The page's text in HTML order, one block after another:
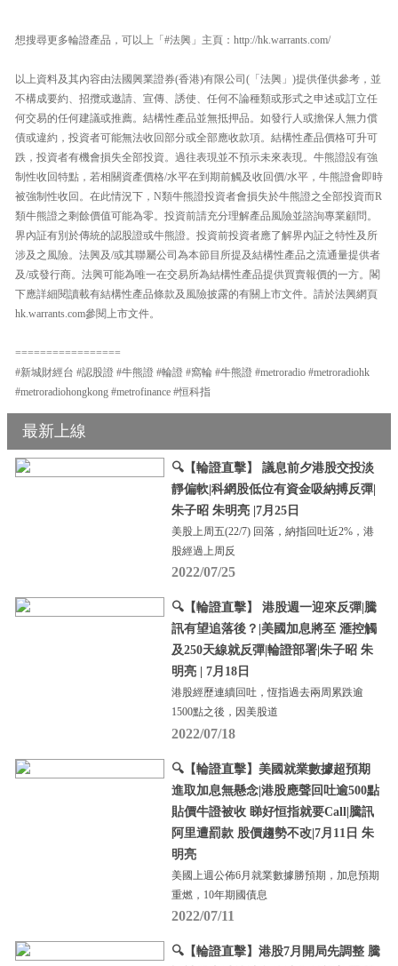
想搜尋更多輪證產品，可以上「#法興」主頁：http://hk.warrants.com/
以上資料及其內容由法國興業證券(香港)有限公司(「法興」)提供僅供參考，並
不構成要約、招攬或邀請、宣傳、誘使、任何不論種類或形式之申述或訂立任
何交易的任何建議或推薦。結構性產品並無抵押品。如發行人或擔保人無力償
債或違約，投資者可能無法收回部分或全部應收款項。結構性產品價格可升可
跌，投資者有機會損失全部投資。過往表現並不預示未來表現。牛熊證設有強
制性收回特點，若相關資產價格/水平在到期前觸及收回價/水平，牛熊證會即時
被強制性收回。在此情況下，N類牛熊證投資者會損失於牛熊證之全部投資而R
類牛熊證之剩餘價值可能為零。投資前請充分理解產品風險並諮詢專業顧問。
界內証有別於傳統的認股證或牛熊證。投資前投資者應了解界內証之特性及所
涉及之風險。法興及/或其聯屬公司為本節目所提及結構性產品之流通量提供者
及/或發行商。法興可能為唯一在交易所為結構性產品提供買賣報價的一方。閣
下應詳細閱讀載有結構性產品條款及風險披露的有關上市文件。請於法興網頁
hk.warrants.com參閱上市文件。
=================
#新城財經台 #認股證 #牛熊證 #輪證 #窩輪 #牛熊證 #metroradio #metroradiohk
#metroradiohongkong #metrofinance #恒科指
最新上線
🔍【輪證直擊】 議息前夕港股交投淡
靜偏軟|科網股低位有資金吸納搏反彈|
朱子昭 朱明亮 |7月25日
美股上周五(22/7) 回落，納指回吐近2%，港
股經過上周反
2022/07/25
🔍【輪證直擊】 港股週一迎來反彈|騰
訊有望追落後？|美國加息將至 滙控觸
及250天線就反彈|輪證部署|朱子昭 朱
明亮 | 7月18日
港股經歷連續回吐，恆指過去兩周累跌逾
1500點之後，因美股道
2022/07/18
🔍【輪證直擊】美國就業數據超預期
進取加息無懸念|港股應聲回吐逾500點
貼價牛證被收 睇好恒指就要Call|騰訊
阿里遭罰款 股價趨勢不改|7月11日 朱
明亮
美國上週公佈6月就業數據勝預期，加息預期
重燃，10年期國債息
2022/07/11
🔍【輪證直擊】港股7月開局先調整 騰